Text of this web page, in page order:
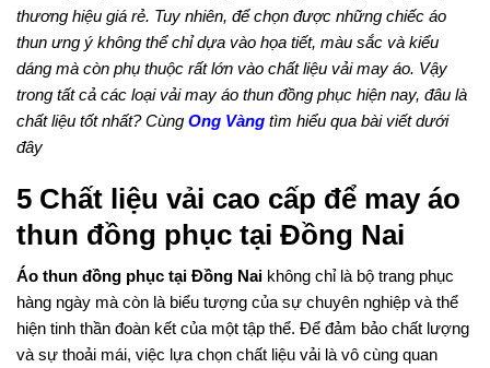
thương hiệu giá rẻ. Tuy nhiên, để chọn được những chiếc áo
thun ưng ý không thể chỉ dựa vào họa tiết, màu sắc và kiểu
dáng mà còn phụ thuộc rất lớn vào chất liệu vải may áo. Vậy
trong tất cả các loại vải may áo thun đồng phục hiện nay, đâu là
chất liệu tốt nhất? Cùng Ong Vàng tìm hiểu qua bài viết dưới
đây
5 Chất liệu vải cao cấp để may áo
thun đồng phục tại Đồng Nai
Áo thun đồng phục tại Đồng Nai không chỉ là bộ trang phục
hàng ngày mà còn là biểu tượng của sự chuyên nghiệp và thể
hiện tinh thần đoàn kết của một tập thể. Để đảm bảo chất lượng
và sự thoải mái, việc lựa chọn chất liệu vải là vô cùng quan